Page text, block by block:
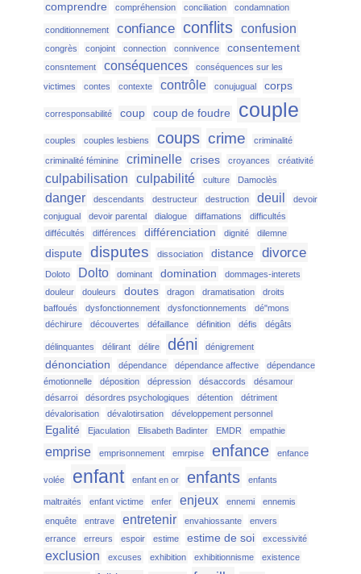
comprendre compréhension conciliation condamnation
conditionnement confiance conflits confusion
congrès conjoint connection connivence consentement
consntement conséquences
conséquences sur les
victimes
contes contexte contrôle conujugual corps
corresponsabilité coup coup de foudre couple
couples couples lesbiens coups crime criminalité
criminalité féminine criminelle crises croyances créativité
culpabilisation culpabilité culture Damoclès
danger descendants destructeur destruction deuil
devoir
conjugual
devoir parental dialogue diffamations
difficultés
diffécultés
différences différenciation dignité dilemne
dispute disputes dissociation distance divorce
Doloto Dolto dominant domination
dommages-interets
douleur
douleurs doutes dragon dramatisation
droits
baffoués
dysfonctionnement dysfonctionnements
dé"mons
déchirure
découvertes défaillance définition défis dégâts
délinquantes délirant délire déni dénigrement
dénonciation dépendance dépendance affective
dépendance
émotionnelle
déposition dépression désaccords
désamour
désarroi
désordres psychologiques détention
détriment
dévalorisation
dévalotirsation développement personnel
Egalité Ejaculation Elisabeth Badinter EMDR empathie
emprise emprisonnement emrpise enfance enfance
volée enfant enfant en or enfants enfants
maltraités enfant victime enfer enjeux ennemi
ennemis
enquête
entrave entretenir envahiossante
envers
errance
erreurs espoir estime estime de soi excessivité
exclusion excuses exhibition exhibitionnisme existence